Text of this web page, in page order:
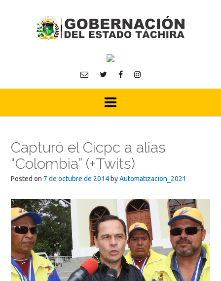
Capturó el Cicpc a alias
“Colombia” (+Twits)
Posted on 7 de octubre de 2014 byAutomatizacion_2021